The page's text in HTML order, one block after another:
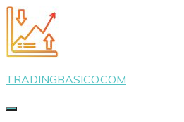
Saltar
al
contenido
TRADINGBASICO.COM